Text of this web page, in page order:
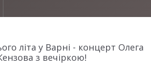
літа у Варні - концерт Олега
з вечіркою!